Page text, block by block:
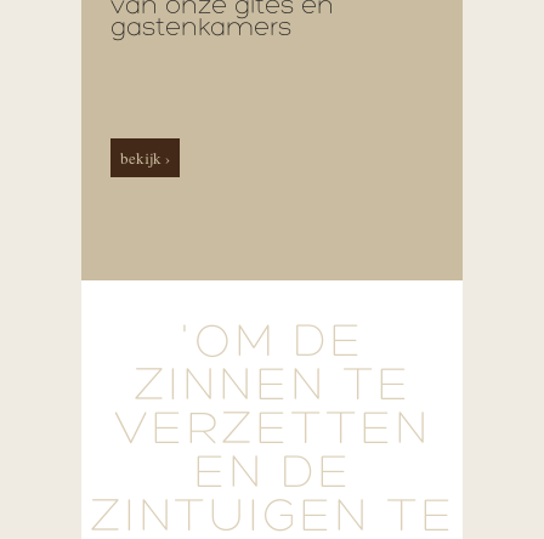
van onze gîtes en
gastenkamers
bekijk ›
'OM DE
ZINNEN TE
VERZETTEN
EN DE
ZINTUIGEN TE